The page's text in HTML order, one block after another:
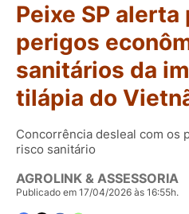
Peixe SP alerta
perigos
sanitários da
tilápia do
Concorrência desleal com os
risco sanitário
AGROLINK & ASSESSORIA
Publicado em 17/04/2026 às 16:55h.